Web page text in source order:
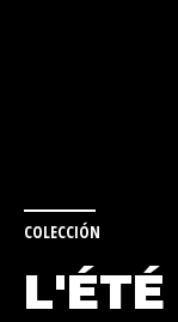
COLECCIÓN
L'ÉTÉ